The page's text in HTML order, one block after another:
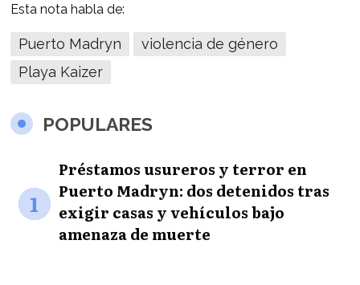
Esta nota habla de:
Puerto Madryn
violencia de género
Playa Kaizer
POPULARES
1
Préstamos usureros y terror en
Puerto Madryn: dos detenidos tras
exigir casas y vehículos bajo
amenaza de muerte